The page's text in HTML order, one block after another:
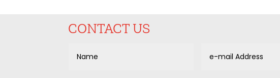
CONTACT US